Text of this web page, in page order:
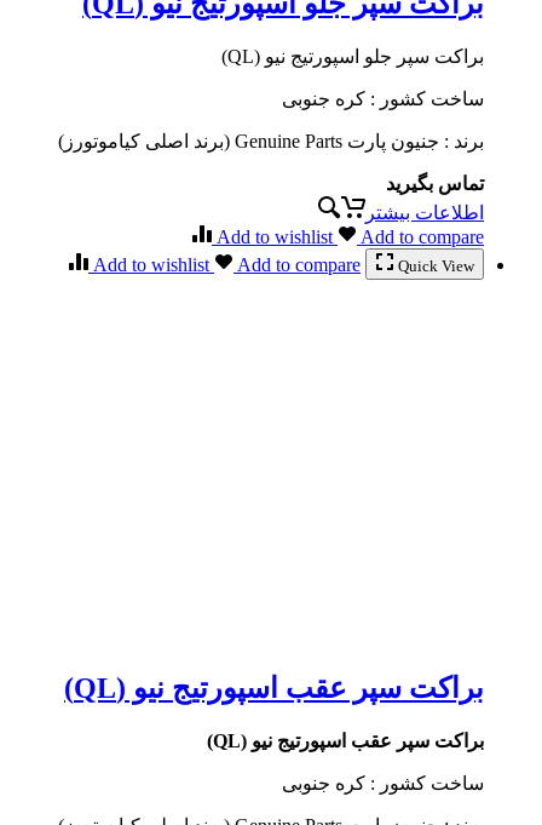
براکت سپر جلو اسپورتیج نیو (QL)
ساخت کشور : کره جنوبی
برند : جنیون پارت Genuine Parts (برند اصلی کیاموتورز)
تماس بگیرید
اطلاعات بیشتر
Add to wishlist
Add to compare
Quick View
Add to wishlist Add to compare
براکت سپر عقب اسپورتیج نیو (QL)
براکت سپر عقب اسپورتیج نیو (QL)
ساخت کشور : کره جنوبی